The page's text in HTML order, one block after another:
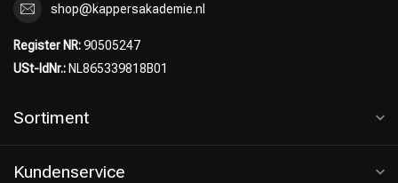
shop@kappersakademie.nl
Register NR:90505247
USt-IdNr.: NL865339818B01
Sortiment
Kundenservice